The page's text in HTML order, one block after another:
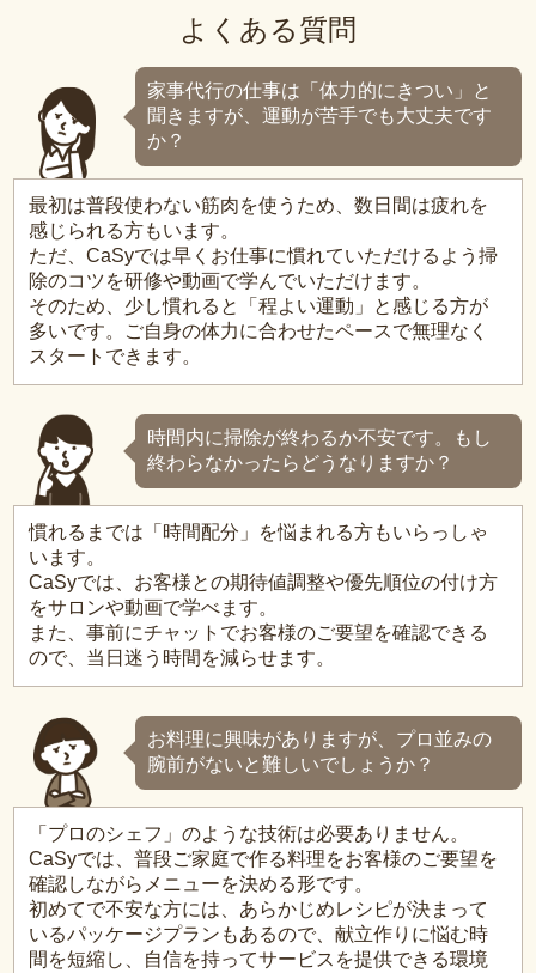
よくある質問
家事代行の仕事は「体力的にきつい」と
聞きますが、運動が苦手でも大丈夫です
か？
最初は普段使わない筋肉を使うため、数日間は疲れを
感じられる方もいます。
ただ、CaSyでは早くお仕事に慣れていただけるよう掃
除のコツを研修や動画で学んでいただけます。
そのため、少し慣れると「程よい運動」と感じる方が
多いです。ご自身の体力に合わせたペースで無理なく
スタートできます。
時間内に掃除が終わるか不安です。もし
終わらなかったらどうなりますか？
慣れるまでは「時間配分」を悩まれる方もいらっしゃ
います。
CaSyでは、お客様との期待値調整や優先順位の付け方
をサロンや動画で学べます。
また、事前にチャットでお客様のご要望を確認できる
ので、当日迷う時間を減らせます。
お料理に興味がありますが、プロ並みの
腕前がないと難しいでしょうか？
「プロのシェフ」のような技術は必要ありません。
CaSyでは、普段ご家庭で作る料理をお客様のご要望を
確認しながらメニューを決める形です。
初めてで不安な方には、あらかじめレシピが決まって
いるパッケージプランもあるので、献立作りに悩む時
間を短縮し、自信を持ってサービスを提供できる環境